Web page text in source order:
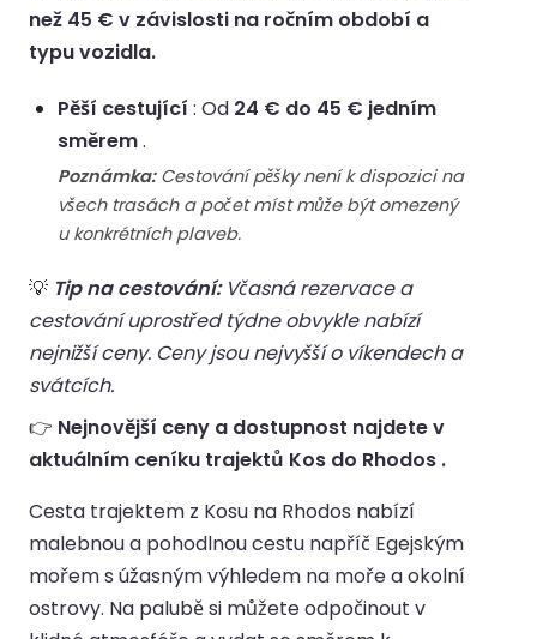
než 45 € v závislosti na ročním období a
typu vozidla.
Pěší cestující : Od 24 € do 45 € jedním
směrem.
Poznámka:Cestování pěšky není k dispozici na
všech trasách a počet míst může být omezený
u konkrétních plaveb.
💡 Tip na cestování:Včasná rezervace a
cestování uprostřed týdne obvykle nabízí
nejnižší ceny. Ceny jsou nejvyšší o víkendech a
svátcích.
👉 Nejnovější ceny a dostupnost najdete v
aktuálním ceníku trajektů Kos do Rhodos .
Cesta trajektem z Kosu na Rhodos nabízí
malebnou a pohodlnou cestu napříč Egejským
mořem s úžasným výhledem na moře a okolní
ostrovy. Na palubě si můžete odpočinout v